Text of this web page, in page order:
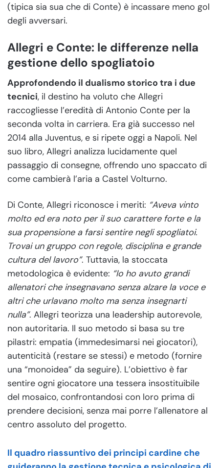
(tipica sia sua che di Conte) è incassare meno gol
degli avversari.
Allegri e Conte: le differenze nella
gestione dello spogliatoio
Approfondendo il dualismo storico tra i due
tecnici, il destino ha voluto che Allegri
raccogliesse l’eredità di Antonio Conte per la
seconda volta in carriera. Era già successo nel
2014 alla Juventus, e si ripete oggi a Napoli. Nel
suo libro, Allegri analizza lucidamente quel
passaggio di consegne, offrendo uno spaccato di
come cambierà l’aria a Castel Volturno.
Di Conte, Allegri riconosce i meriti: “Aveva vinto
molto ed era noto per il suo carattere forte e la
sua propensione a farsi sentire negli spogliatoi.
Trovai un gruppo con regole, disciplina e grande
cultura del lavoro”. Tuttavia, la stoccata
metodologica è evidente: “Io ho avuto grandi
allenatori che insegnavano senza alzare la voce e
altri che urlavano molto ma senza insegnarti
nulla”. Allegri teorizza una leadership autorevole,
non autoritaria. Il suo metodo si basa su tre
pilastri: empatia (immedesimarsi nei giocatori),
autenticità (restare se stessi) e metodo (fornire
una “monoidea” da seguire). L’obiettivo è far
sentire ogni giocatore una tessera insostituibile
del mosaico, confrontandosi con loro prima di
prendere decisioni, senza mai porre l’allenatore al
centro assoluto del progetto.
Il quadro riassuntivo dei principi cardine che